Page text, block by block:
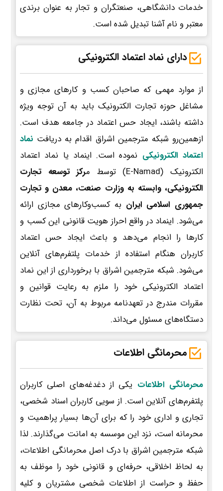
خدمات دانشگاهی، صنعتگران و تجار به عنوان برندی
معتبر و نام آشنا تبدیل شده است.
دارای نماد اعتماد الکترونیکی
از موارد مهمی که صاحبان کسب و کارهای مجازی و
مشاغل حوزه تجارت الکترونیک باید به آن توجه ویژه
داشته باشند، ایجاد حس اعتماد در جامعه هدف است.
ازهمین‌رو شبکه مترجمین اشراق اقدام به دریافت نماد
اعتماد الکترونیکی نموده است. اینماد یا نماد اعتماد
الکترونیک (E-Namad) توسط م
رکز توسعه تجارت
الکترونیکی، وابسته به وزارت صنعت، معدن و تجارت
جمهوری اسلامی ایران به کسب‌وکارهای مجازی ارائه
می‌شود. اینماد در واقع احراز هویت قانونی این کسب و
کارها را انجام می‌دهد و باعث ایجاد حس اعتماد
کاربران هنگام استفاده از خدمات پلتفرم‌های آنلاین
می‌شود. شبکه مترجمین اشراق با برخورداری از این نماد
اعتماد الکترونیکی خود را ملزم به رعایت قوانین و
مقررات مندرج در تعهدنامه مربوط به آن، تحت نظارت
دستگاه‌های مسئول می‌داند.
محرمانگی اطلاعات
محرمانگی اطلاعات یکی از دغدغه‌های اصلی کاربران
پلتفرم‌های آنلاین است. از سویی کاربران اسناد شخصی،
تجاری و اداری خود را که برای آن‌ها بسیار پراهمیت و
محرمانه است، نزد این موسسه به امانت می‌گذارند. لذا
شبکه مترجمین اشراق با درک اصل محرمانگی اطلاعات،
به لحاظ اخلاقی، حرفه‌ای و قانونی خود را موظف به
حفظ و حراست از اطلاعات شخصی مشتریان و کلیه